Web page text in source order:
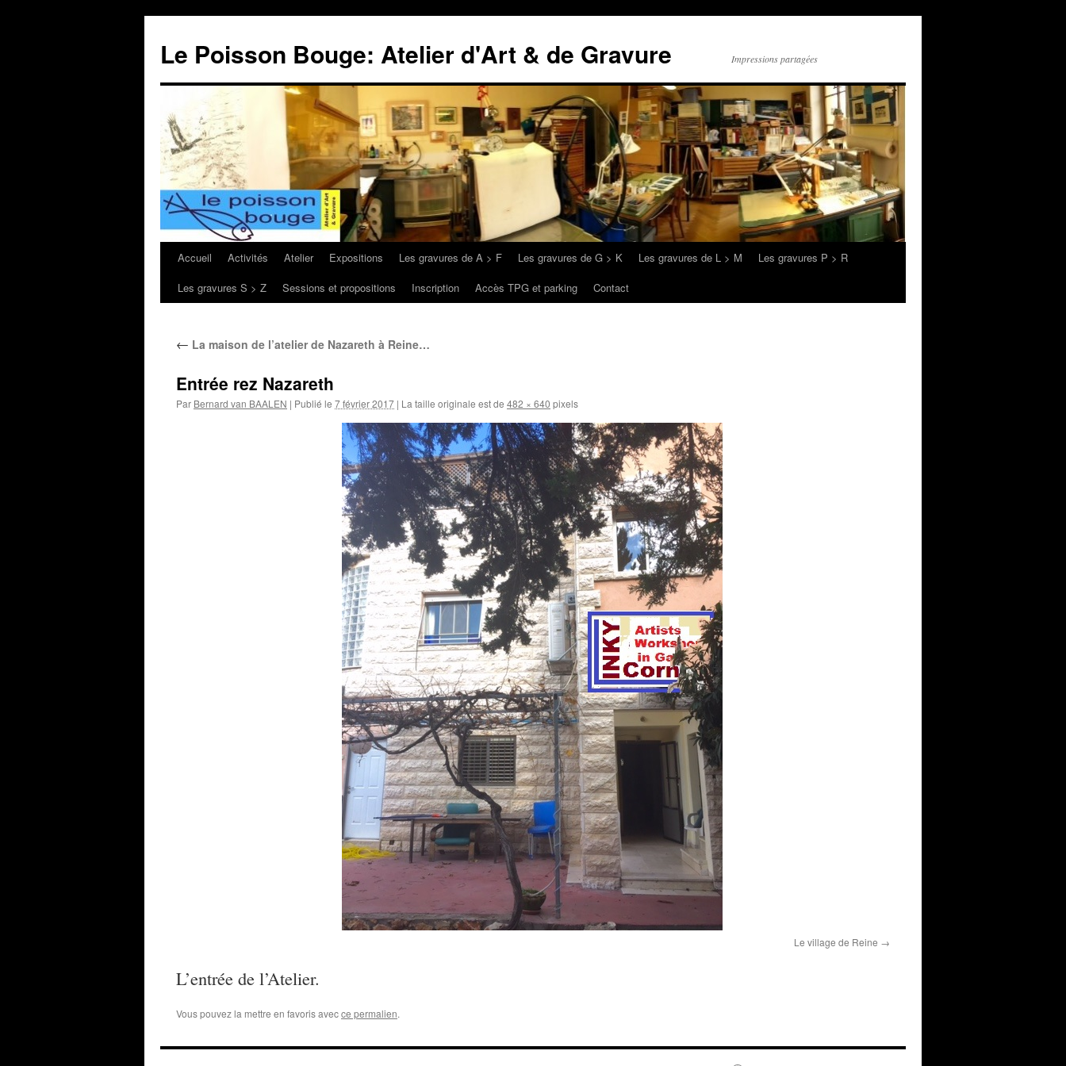
Le Poisson Bouge: Atelier d'Art & de Gravure Impressions partagées
Aller
Accueil Activités Atelier Expositions Les gravures de A > F Les gravures de G > K Les gravures de L > M
Les gravures P > R
Les gravures S > Z
Sessions et propositions Inscription Accès TPG et parking Contact
← La maison de l’atelier de Nazareth à Reine…
Entrée rez Nazareth
Par Bernard van BAALEN | Publié le 7 février 2017 | La taille originale est de 482 × 640 pixels
Le village de Reine
L’entrée de l’Atelier.
Vous pouvez la mettre en favoris avecce permalien.